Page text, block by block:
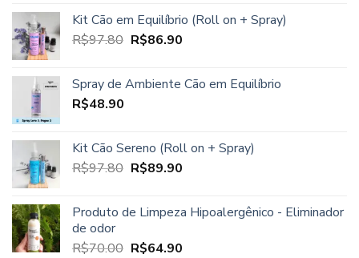
original
era:
atual
é:
Kit Cão em Equilíbrio (Roll on + Spray)
R$97.80 O
era:
R$86.90O
é:
Spray de Ambiente Cão em Equilíbrio
R$48.90
Kit Cão Sereno (Roll on + Spray)
R$97.80 O
era:
R$89.90O
é:
Produto de Limpeza Hipoalergênico - Eliminador
de odor
R$70.00 O
R$64.90O